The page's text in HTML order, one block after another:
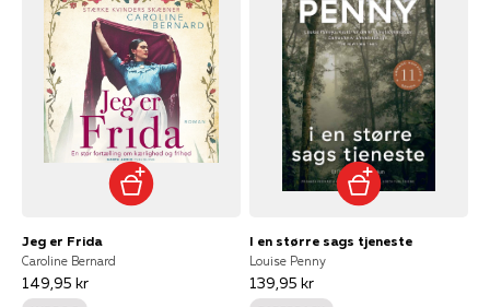
Jeg er Frida
Caroline Bernard
149,95 kr
I en større sags tjeneste
Louise Penny
139,95 kr